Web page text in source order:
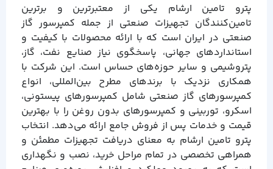
پترو تامین ارشام یکی از معتبرترین و برترین
تامین‌کنندگان تجهیزات صنعتی از جمله کمپرسور گاز
صنعتی در ایران است که با ارائه محصولات با کیفیت و
استانداردهای جهانی، پاسخگوی نیاز صنایع نفت، گاز،
پتروشیمی و سایر حوزه‌های حساس است. این شرکت با
همکاری نزدیک با برندهای مطرح بین‌المللی، انواع
کمپرسورهای گاز صنعتی شامل کمپرسورهای پیستونی،
اسکرو، توربینی و کمپرسورهای بدون روغن را با بهترین
قیمت و خدمات پس از فروش جامع ارائه می‌دهد. انتخاب
پترو تامین ارشام به معنای دریافت تجهیزات مطمئن و
همراهی تخصصی در تمام مراحل خرید، نصب و نگهداری